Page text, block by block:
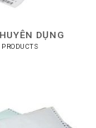
DỤNG
PRODUCTS